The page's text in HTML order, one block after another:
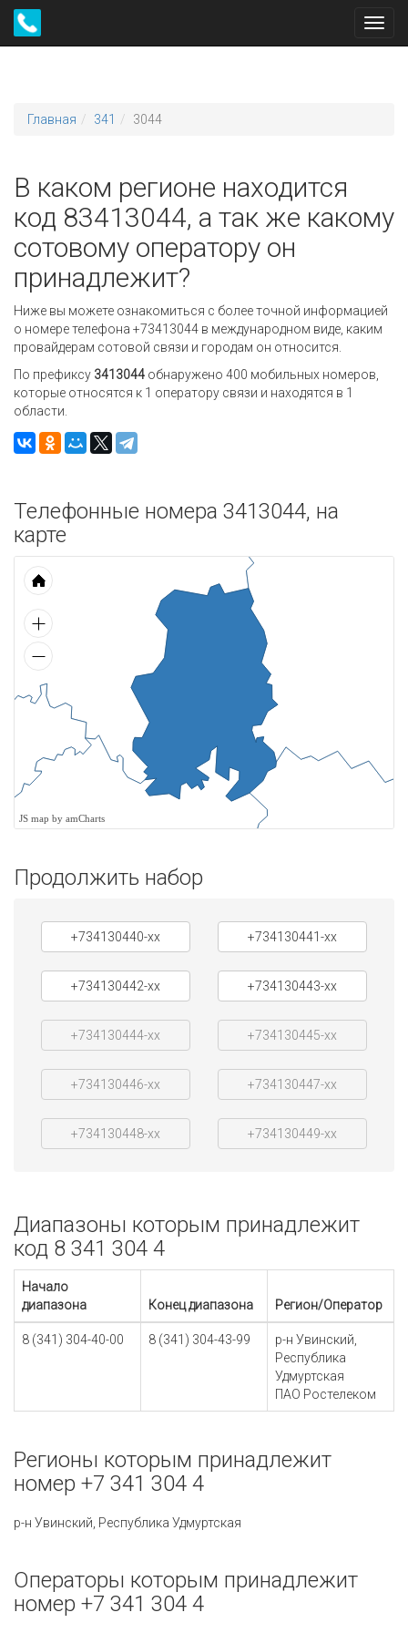
Главная 341 3044
В каком регионе находится
код 83413044, а так же какому
сотовому оператору он
принадлежит?
Ниже вы можете ознакомиться с более точной информацией
о номере телефона +73413044 в международном виде, каким
провайдерам сотовой связи и городам он относится.
По префиксу 3413044 обнаружено 400 мобильных номеров,
которые относятся к 1 оператору связи и находятся в 1
области.
Телефонные номера 3413044, на
карте
JS map by amCharts
Продолжить набор
+734130440-xx +734130441-xx
+734130442-xx +734130443-xx
+734130444-xx +734130445-xx
+734130446-xx +734130447-xx
+734130448-xx +734130449-xx
Диапазоны которым принадлежит
код 8 341 304 4
Начало
диапазона
Конец диапазона Регион/Оператор
8 (341) 304-40-00 8 (341) 304-43-99
р-н Увинский,
Республика
Удмуртская
ПАО Ростелеком
Регионы которым принадлежит
номер +7 341 304 4
р-н Увинский, Республика Удмуртская
Операторы которым принадлежит
номер +7 341 304 4